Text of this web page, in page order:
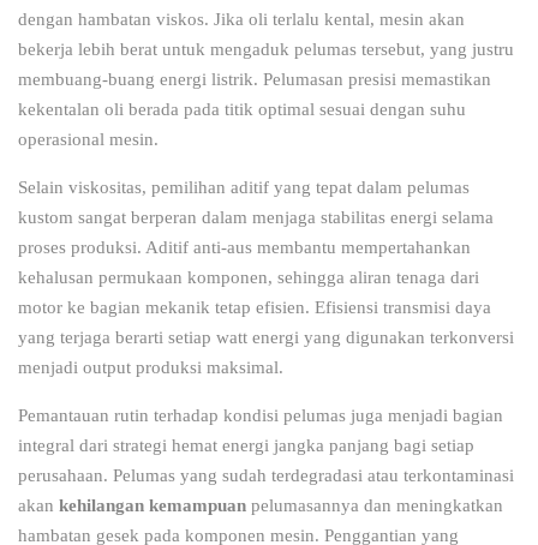
dengan hambatan viskos. Jika oli terlalu kental, mesin akan
bekerja lebih berat untuk mengaduk pelumas tersebut, yang justru
membuang-buang energi listrik. Pelumasan presisi memastikan
kekentalan oli berada pada titik optimal sesuai dengan suhu
operasional mesin.
Selain viskositas, pemilihan aditif yang tepat dalam pelumas
kustom sangat berperan dalam menjaga stabilitas energi selama
proses produksi. Aditif anti-aus membantu mempertahankan
kehalusan permukaan komponen, sehingga aliran tenaga dari
motor ke bagian mekanik tetap efisien. Efisiensi transmisi daya
yang terjaga berarti setiap watt energi yang digunakan terkonversi
menjadi output produksi maksimal.
Pemantauan rutin terhadap kondisi pelumas juga menjadi bagian
integral dari strategi hemat energi jangka panjang bagi setiap
perusahaan. Pelumas yang sudah terdegradasi atau terkontaminasi
akan kehilangan kemampuan pelumasannya dan meningkatkan
hambatan gesek pada komponen mesin. Penggantian yang